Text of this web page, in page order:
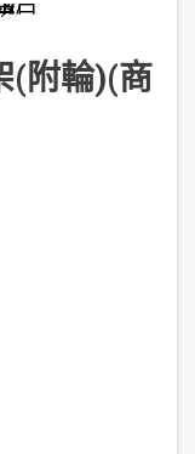
(附輪)(商